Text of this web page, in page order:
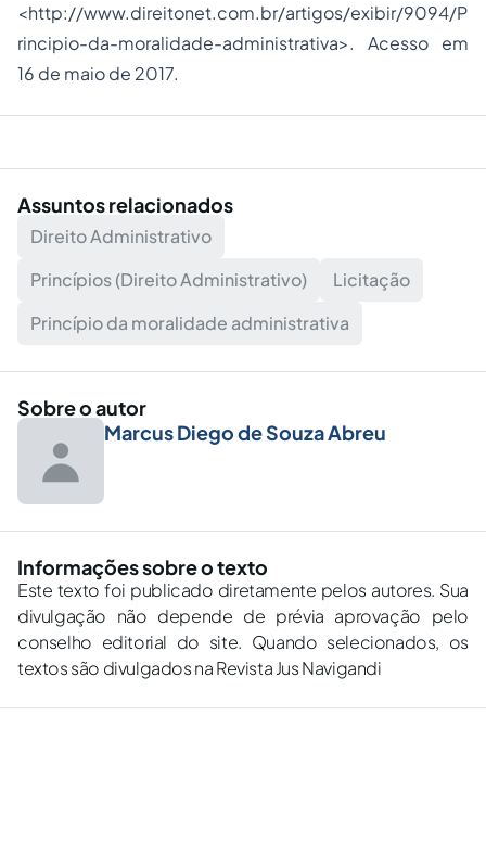
<http://www.direitonet.com.br/artigos/exibir/9094/P
rincipio-da-moralidade-administrativa>. Acesso em
16 de maio de 2017.
Assuntos relacionados
Direito Administrativo
Princípios (Direito Administrativo)
Licitação
Princípio da moralidade administrativa
Sobre o autor
Marcus Diego de Souza Abreu
Informações sobre o texto
Este texto foi publicado diretamente pelos autores. Sua
divulgação não depende de prévia aprovação pelo
conselho editorial do site. Quando selecionados, os
textos são divulgados na Revista Jus Navigandi